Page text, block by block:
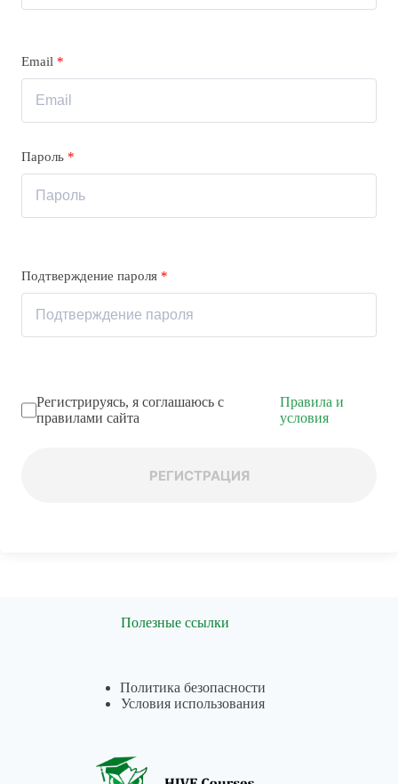
Email *
Пароль *
Подтверждение пароля *
Регистрируясь, я соглашаюсь с
правилами сайта
Правила и
условия
РЕГИСТРАЦИЯ
Полезные ссылки
Политика безопасности
Условия использования